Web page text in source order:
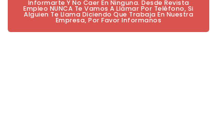
Informarte Y No Caer En Ninguna. Desde Revista
Empleo NUNCA Te Vamos A Llamar Por Teléfono, Si
Alguien Te Llama Diciendo Que Trabaja En Nuestra
Empresa, Por Favor Informanos